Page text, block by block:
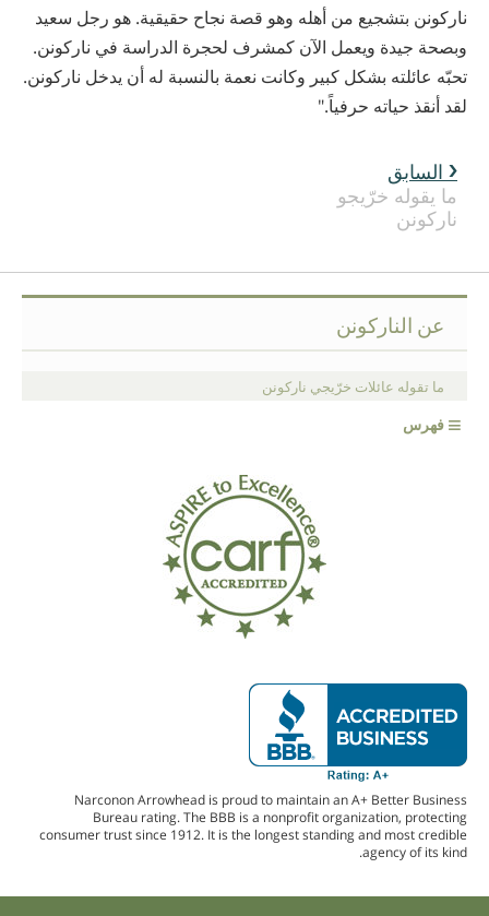
ناركونن بتشجيع من أهله وهو قصة نجاح حقيقية. هو رجل سعيد
وبصحة جيدة ويعمل الآن كمشرف لحجرة الدراسة في ناركونن.
تحبّه عائلته بشكل كبير وكانت نعمة بالنسبة له أن يدخل ناركونن.
لقد أنقذ حياته حرفياً."
السابق
ما يقوله خرّيجو
ناركونن
عن الناركونن
ما تقوله عائلات خرّيجي ناركونن
≡فهرس
Narconon Arrowhead is proud to maintain an A+ Better Business
Bureau rating. The BBB is a nonprofit organization, protecting
consumer trust since 1912. It is the longest standing and most credible
agency of its kind.